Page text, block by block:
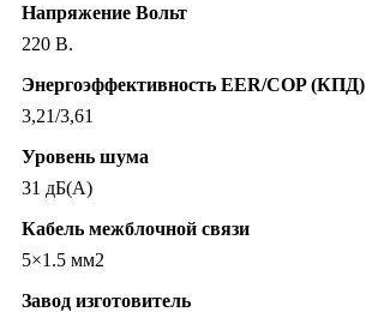
Напряжение Вольт
220 В.
Энергоэффективность EER/COP (КПД)
3,21/3,61
Уровень шума
31 дБ(А)
Кабель межблочной связи
5×1.5 мм2
Завод изготовитель